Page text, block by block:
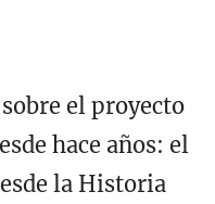
el proyecto
hace años: el
la Historia